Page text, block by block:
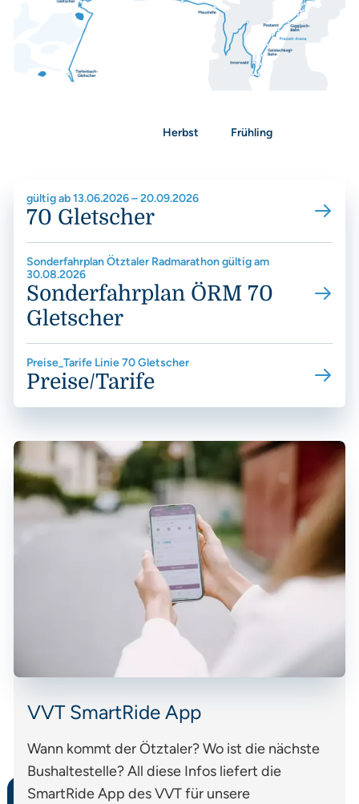
58 – Nachtskilauf Sölden
60 – Skibus Sölden & Obergurgl
61 – Nachtskilauf Obergurgl
54B – Wanderbus Windach
70 – Gletscher Sölden
335 – Timmelsjoch-Moos (IT)
Herbst Frühling
70 Gletscher
gültig ab 13.06.2026 – 20.09.2026
Sonderfahrplan ÖRM 70
Gletscher
Sonderfahrplan Ötztaler Radmarathon gültig am
30.08.2026
Preise/Tarife
Preise_Tarife Linie 70 Gletscher
VVT SmartRide App
Wann kommt der Ötztaler? Wo ist die nächste
Bushaltestelle? All diese Infos liefert die
SmartRide App des VVT für unsere